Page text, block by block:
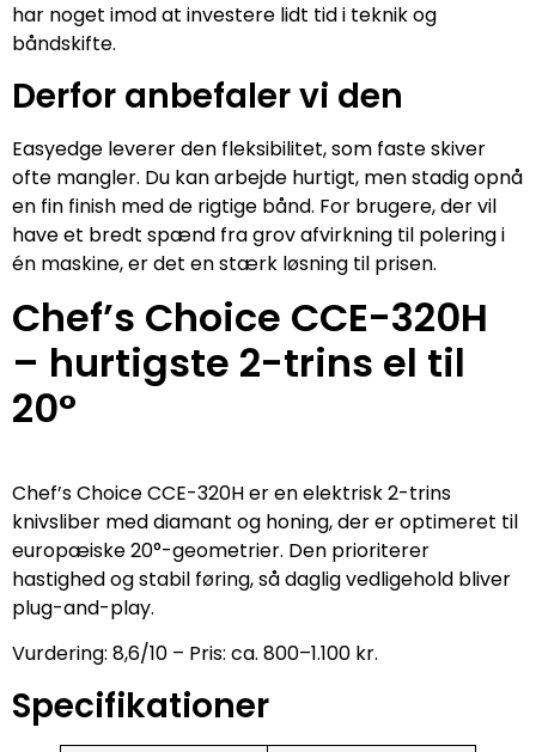
har noget imod at investere lidt tid i teknik og
båndskifte.
Derfor anbefaler vi den
Easyedge leverer den fleksibilitet, som faste skiver
ofte mangler. Du kan arbejde hurtigt, men stadig opnå
en fin finish med de rigtige bånd. For brugere, der vil
have et bredt spænd fra grov afvirkning til polering i
én maskine, er det en stærk løsning til prisen.
Chef’s Choice CCE-320H
– hurtigste 2-trins el til
20°
Chef’s Choice CCE-320H er en elektrisk 2-trins
knivsliber med diamant og honing, der er optimeret til
europæiske 20°-geometrier. Den prioriterer
hastighed og stabil føring, så daglig vedligehold bliver
plug-and-play.
Vurdering: 8,6/10 – Pris: ca. 800–1.100 kr.
Specifikationer